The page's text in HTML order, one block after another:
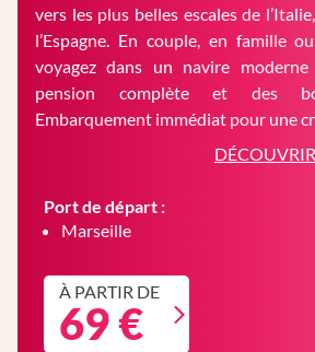
vers les plus belles escales de
l’Espagne. En couple, en famille
voyagez dans un navire
pension complète et des
Embarquement immédiat pour une
Port de départ :
Marseille
À PARTIR DE
69 €